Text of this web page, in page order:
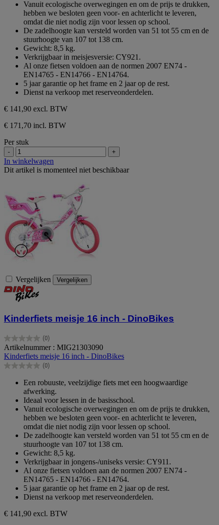
Vanuit ecologische overwegingen en om de prijs te drukken,
hebben we besloten geen voor- en achterlicht te leveren,
omdat die niet nodig zijn voor lessen op school.
De zadelhoogte kan versteld worden van 51 tot 55 cm en de
stuurhoogte van 107 tot 138 cm.
Gewicht: 8,5 kg.
Verkrijgbaar in meisjesversie: CY921.
Al onze fietsen voldoen aan de normen 2007 EN74 -
EN14765 - EN14766 - EN14764.
5 jaar garantie op het frame en 2 jaar op de rest.
Dienst na verkoop met reserveonderdelen.
€ 141,90 excl. BTW
€ 171,70 incl. BTW
Per stuk
- +
In winkelwagen
Dit artikel is momenteel niet beschikbaar
Vergelijken Vergelijken
Kinderfiets meisje 16 inch - DinoBikes
(0)
0.0
van
de
5
Artikelnummer : MIG21303090
Kinderfiets meisje 16 inch - DinoBikes
(0)
0.0
sterren.
Een robuuste, veelzijdige fiets met een hoogwaardige
afwerking.
Ideaal voor lessen in de basisschool.
Vanuit ecologische overwegingen en om de prijs te drukken,
hebben we besloten geen voor- en achterlicht te leveren,
omdat die niet nodig zijn voor lessen op school.
De zadelhoogte kan versteld worden van 51 tot 55 cm en de
stuurhoogte van 107 tot 138 cm.
Gewicht: 8,5 kg.
Verkrijgbaar in jongens-/uniseks versie: CY911.
Al onze fietsen voldoen aan de normen 2007 EN74 -
EN14765 - EN14766 - EN14764.
5 jaar garantie op het frame en 2 jaar op de rest.
Dienst na verkoop met reserveonderdelen.
€ 141,90 excl. BTW